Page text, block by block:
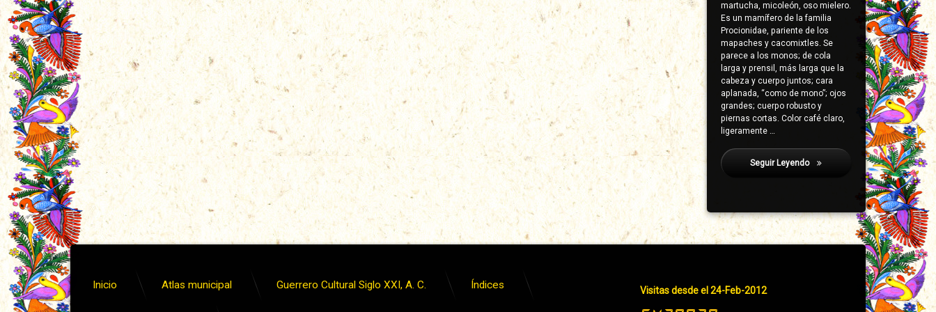
martucha, micoleón, oso mielero.
Es un mamífero de la familia
Procionidae, pariente de los
mapaches y cacomixtles. Se
parece a los monos; de cola
larga y prensil, más larga que la
cabeza y cuerpo juntos; cara
aplanada, “como de mono”; ojos
grandes; cuerpo robusto y
piernas cortas. Color café claro,
ligeramente …
Seguir Leyendo Poloney, Juan A.
Inicio Atlas municipal Guerrero Cultural Siglo XXI, A. C. Índices
de
Visitas desde el 24-Feb-2012